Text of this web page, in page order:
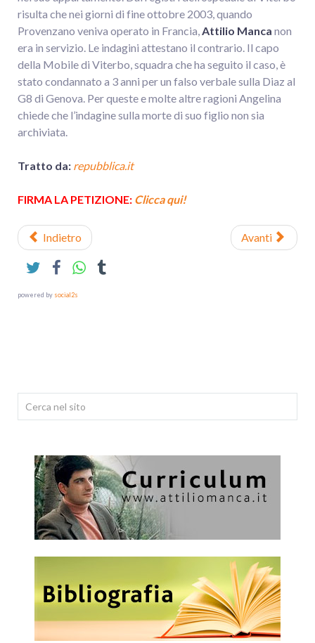
risulta che nei giorni di fine ottobre 2003, quando
Provenzano veniva operato in Francia, Attilio Manca non
era in servizio. Le indagini attestano il contrario. Il capo
della Mobile di Viterbo, squadra che ha seguito il caso, è
stato condannato a 3 anni per un falso verbale sulla Diaz al
G8 di Genova. Per queste e molte altre ragioni Angelina
chiede che l’indagine sulla morte di suo figlio non sia
archiviata.
Tratto da: repubblica.it
FIRMA LA PETIZIONE: Clicca qui!
Indietro Avanti
powered by social2s
Cerca...